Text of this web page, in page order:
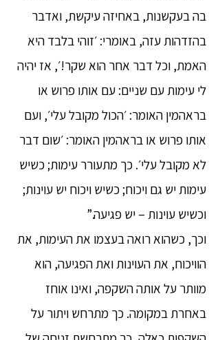
בה בעקשנות, באחיזה עיקשת, ואדבר
בהזדהות עזה, באומרי: ׳זוהי בלבד היא
האמת, וכל דבר אחר הוא שקר!׳, אז יהיה
לי עימות עם שניים: עם אותו פרוש או
בראהמין האומר: ׳הכול מקובל עלי׳, ועם
אותו פרוש או בראהמין האומר: ׳שום דבר
לא מקובל עלי׳. כך מתעורר עימות; כשיש
עימות יש גם ויכוח; כשיש ויכוח יש עוינות;
וכשיש עוינות – יש פגיעה.”
וכך, כשהוא רואה בעצמו את העימות, את
הוויכוח, את העוינות ואת הפגיעה, הוא
מוותר על אותה השקפה, ואינו אוחז
באחרת במקומה. כך מתרחש ויתור על